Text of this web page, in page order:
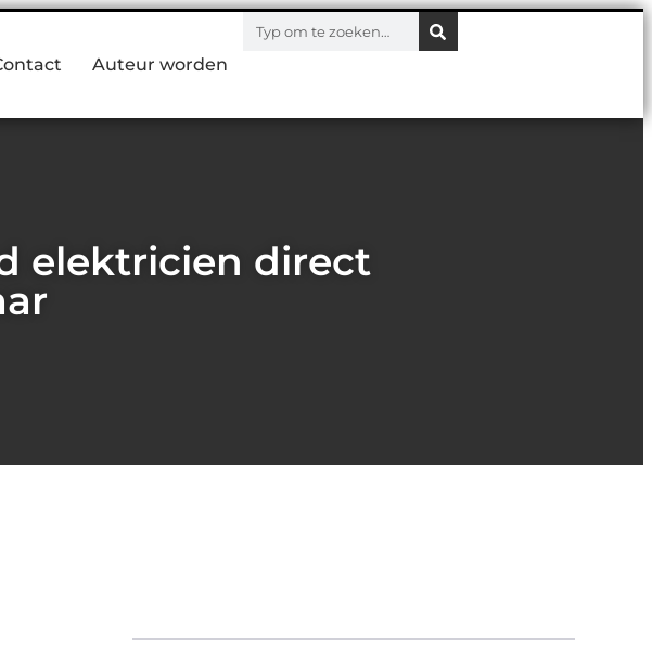
Auteur worden
elektricien direct